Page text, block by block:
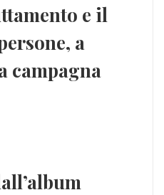
e il
, a
campagna